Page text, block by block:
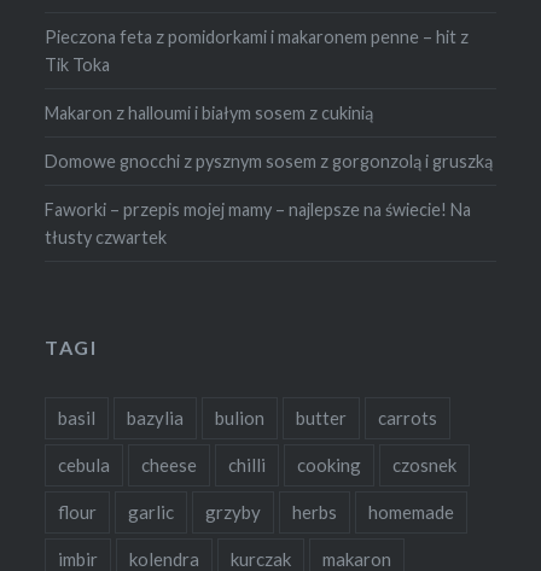
Pieczona feta z pomidorkami i makaronem penne – hit z
Tik Toka
Makaron z halloumi i białym sosem z cukinią
Domowe gnocchi z pysznym sosem z gorgonzolą i gruszką
Faworki – przepis mojej mamy – najlepsze na świecie! Na
tłusty czwartek
TAGI
basil bazylia bulion butter carrots
cebula cheese chilli cooking czosnek
flour garlic grzyby herbs homemade
imbir kolendra kurczak makaron